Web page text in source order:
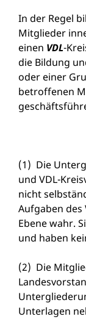
In der Regel
Mitglieder
einen VDL-
die Bildung
oder einer
betroffenen
(1) Die
und VDL-
nicht
Aufgaben
Ebene wahr.
und haben
(2) Die
Unterlagen